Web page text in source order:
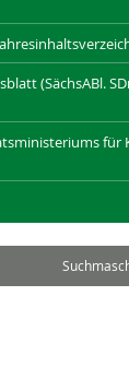
(SächsABl.
für